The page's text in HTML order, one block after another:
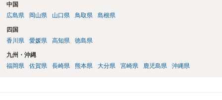
中国
広島県
岡山県 山口県 鳥取県 島根県
四国
香川県
愛媛県 高知県 徳島県
九州・沖縄
福岡県
佐賀県 長崎県 熊本県 大分県 宮崎県 鹿児島県 沖縄県